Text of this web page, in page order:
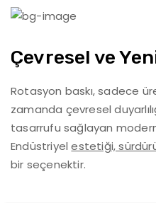
Çevresel ve
Rotasyon baskı, sadece
zamanda çevresel
tasarrufu sağlayan
Endüstriyelestetiği,
bir seçenektir.